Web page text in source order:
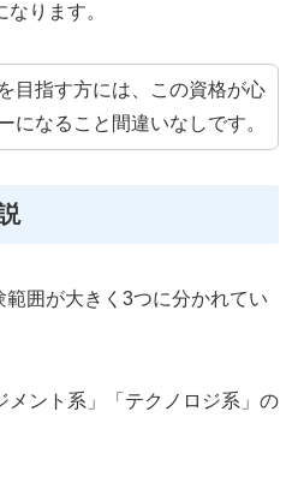
ります。
目指す方には、この資格が心
になること間違いなしです。
範囲が大きく3つに分かれてい
メント系」「テクノロジ系」の